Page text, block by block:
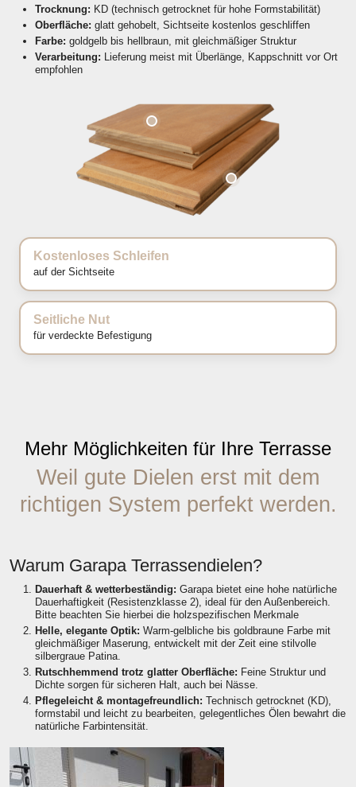
Trocknung: KD (technisch getrocknet für hohe Formstabilität)
Oberfläche: glatt gehobelt, Sichtseite kostenlos geschliffen
Farbe: goldgelb bis hellbraun, mit gleichmäßiger Struktur
Verarbeitung: Lieferung meist mit Überlänge, Kappschnitt vor Ort
empfohlen
Kostenloses Schleifen
auf der Sichtseite
Seitliche Nut
für verdeckte Befestigung
Mehr Möglichkeiten für Ihre Terrasse
Weil gute Dielen erst mit dem
richtigen System perfekt werden.
Warum Garapa Terrassendielen?
Dauerhaft & wetterbeständig: Garapa bietet eine hohe natürliche
Dauerhaftigkeit (Resistenzklasse 2), ideal für den Außenbereich.
Bitte beachten Sie hierbei die holzspezifischen Merkmale
Helle, elegante Optik: Warm-gelbliche bis goldbraune Farbe mit
gleichmäßiger Maserung, entwickelt mit der Zeit eine stilvolle
silbergraue Patina.
Rutschhemmend trotz glatter Oberfläche: Feine Struktur und
Dichte sorgen für sicheren Halt, auch bei Nässe.
Pflegeleicht & montagefreundlich: Technisch getrocknet (KD),
formstabil und leicht zu bearbeiten, gelegentliches Ölen bewahrt die
natürliche Farbintensität.